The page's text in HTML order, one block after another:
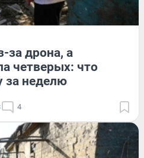
за дрона, а
четверых: что
за неделю
4